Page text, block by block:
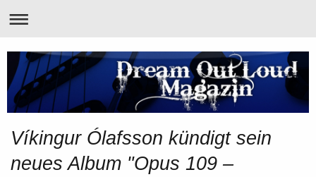
Víkingur Ólafsson kündigt sein
neues Album "Opus 109 –